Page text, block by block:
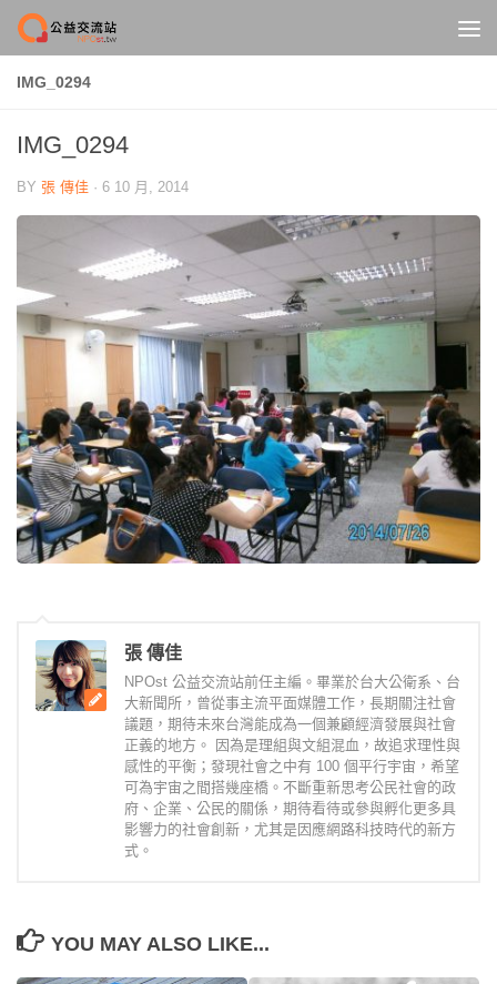
Skip to content
IMG_0294
IMG_0294
BY 張 傳佳 · 6 10 月, 2014
張 傳佳
NPOst 公益交流站前任主編。畢業於台大公衛系、台
大新聞所，曾從事主流平面媒體工作，長期關注社會
議題，期待未來台灣能成為一個兼顧經濟發展與社會
正義的地方。 因為是理組與文組混血，故追求理性與
感性的平衡；發現社會之中有 100 個平行宇宙，希望
可為宇宙之間搭幾座橋。不斷重新思考公民社會的政
府、企業、公民的關係，期待看待或參與孵化更多具
影響力的社會創新，尤其是因應網路科技時代的新方
式。
YOU MAY ALSO LIKE...